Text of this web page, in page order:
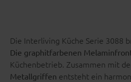
Die Interliving Küche Serie 3088
Die graphitfarbenen
Küchenbetrieb. Zusammen mit
Metallgriffen entsteht ein